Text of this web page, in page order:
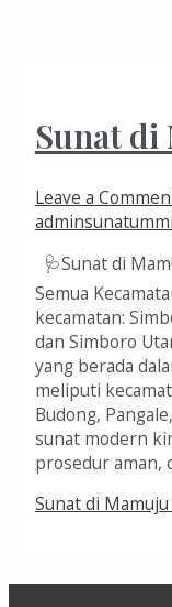
Sunat di
Leave a
adminsunatummi
🩺Sunat di
Semua
kecamatan:
dan Simboro
yang berada
meliputi
Budong,
sunat modern
prosedur aman,
Sunat di Mamuju